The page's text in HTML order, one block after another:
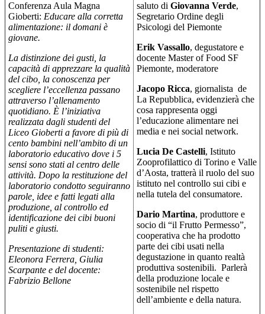
Conferenza Aula Magna
Gioberti: Educare alla corretta
alimentazione: il domani è
giovane.
La distinzione dei gusti, la
capacità di apprezzare la qualità
del cibo, la conoscenza per
scegliere l’eccellenza passano
attraverso l’allenamento
quotidiano. È l’iniziativa
realizzata dagli studenti del
Liceo Gioberti a favore di più di
cento bambini nell’ambito di un
laboratorio educativo dove i 5
sensi sono stati al centro delle
attività. Dopo la restituzione del
laboratorio condotto seguiranno
parole, idee e fatti legati alla
produzione, al controllo ed
identificazione dei cibi buoni
puliti e giusti.
Presentazione di studenti:
Eleonora Ferrera, Giulia
Scarpante e del docente:
Fabrizio Bellone
saluto di Giovanna Verde,
Segretario Ordine degli
Psicologi del Piemonte
Erik Vassallo, degustatore e
docente Master of Food SF
Piemonte, moderatore
Jacopo Ricca, giornalista de
La Repubblica, evidenzierà che
cosa rappresenta oggi
l’educazione alimentare nei
media e nei social network.
Lucia De Castelli, Istituto
Zooprofilattico di Torino e Valle
d’Aosta, tratterà il ruolo del suo
istituto nel controllo sui cibi e
nella tutela del consumatore.
Dario Martina, produttore e
socio di “il Frutto Permesso”,
cooperativa che ha prodotto
parte dei cibi usati nella
degustazione in quanto realtà
produttiva sostenibili. Parlerà
della produzione locale e
sostenibile nel rispetto
dell’ambiente e della natura.